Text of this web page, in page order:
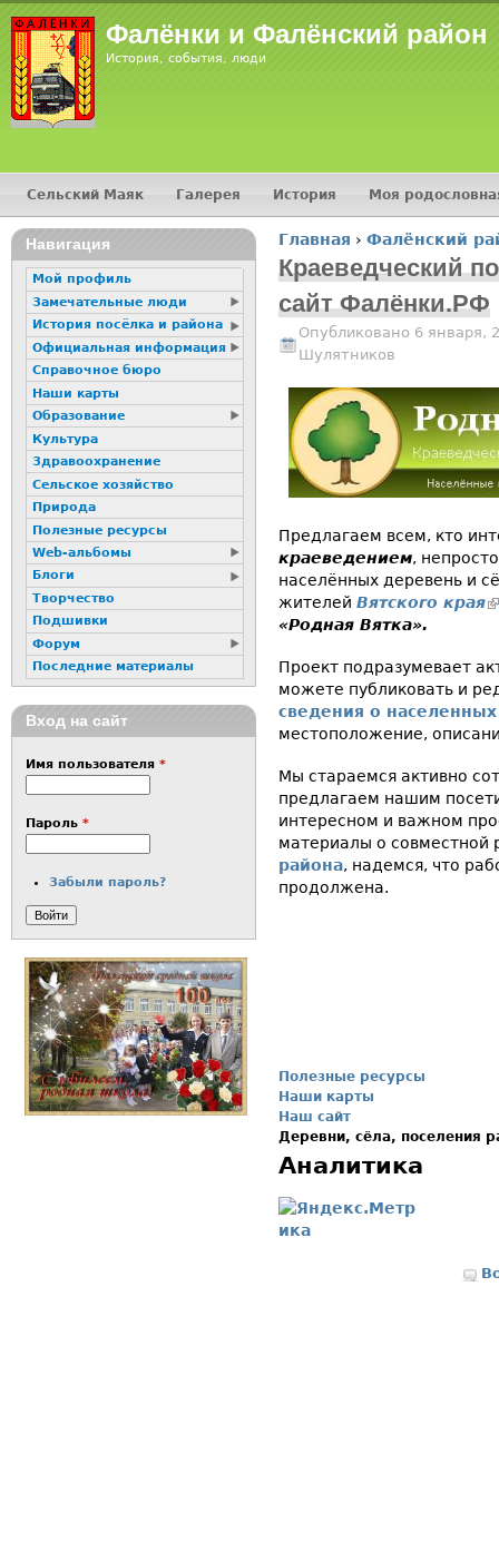
Фалёнки и Фалёнский район
История, события, люди
Вы здесь
Главная › Фалёнский
Краеведческий
сайт Фалёнки.РФ
Опубликовано 6 января,
Шулятников
Предлагаем всем, кто
краеведением,
населённых деревень и
жителей Вятского края
«Родная Вятка».
Проект подразумевает
можете публиковать и
сведения о населенных
местоположение,
Мы стараемся активно
предлагаем нашим
интересном и важном
материалы о совместной
района, надемся, что
продолжена.
Полезные ресурсы
Наши карты
Наш сайт
Деревни, сёла, поселения
Аналитика
Главное меню
Сельский Маяк Галерея История Моя
16+
Навигация
Мой профиль
Замечательные люди
История посёлка и района
Официальная информация
Справочное бюро
Наши карты
Образование
Культура
Здравоохранение
Сельское хозяйство
Природа
Полезные ресурсы
Web-альбомы
Блоги
Творчество
Подшивки
Форум
Последние материалы
Вход на сайт
Имя пользователя *
Пароль *
Забыли пароль?